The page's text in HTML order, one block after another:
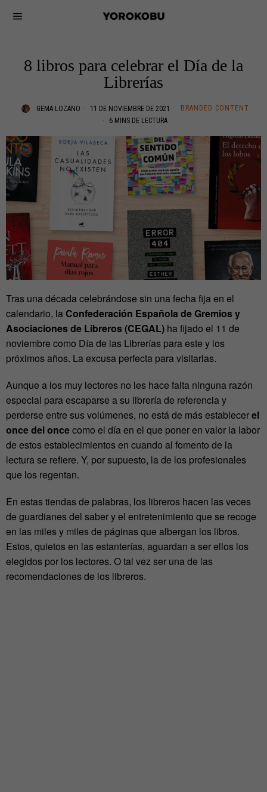
8 libros para celebrar el Día de la
Librerías
GEMA LOZANO 11 DE NOVIEMBRE DE 2021
BRANDED CONTENT
6 MINS DE LECTURA
Tras una década celebrándose sin una fecha fija en el
calendario, laConfederación Española de Gremios y
Asociaciones de Libreros (CEGAL) ha fijado el 11 de
noviembre como Día de las Librerías para este y los
próximos años. La excusa perfecta para visitarlas.
Aunque a los muy lectores no les hace falta ninguna razón
especial para escaparse a su librería de referencia y
perderse entre sus volúmenes, no está de más establecerel
once del oncecomo el día en el que poner en valor la labor
de estos establecimientos en cuando al fomento de la
lectura se refiere. Y, por supuesto, la de los profesionales
que los regentan.
En estas tiendas de palabras, los libreros hacen las veces
de guardianes del saber y el entretenimiento que se recoge
en las miles y miles de páginas que albergan los libros.
Estos, quietos en las estanterías, aguardan a ser ellos los
elegidos por los lectores. O tal vez ser una de las
recomendaciones de los libreros.